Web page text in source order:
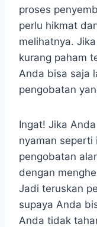
proses
perlu hikmat
melihatnya.
kurang paham
Anda bisa saja
pengobatan
Ingat! Jika
nyaman seperti
pengobatan
dengan
Jadi teruskan
supaya Anda
Anda tidak